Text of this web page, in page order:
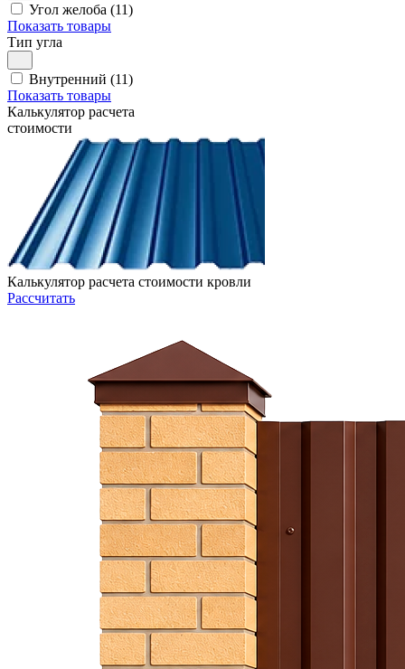
Угол желоба (11)
Показать товары
Тип угла
Внутренний (11)
Показать товары
Калькулятор расчета
стоимости
Калькулятор расчета стоимости кровли
Рассчитать